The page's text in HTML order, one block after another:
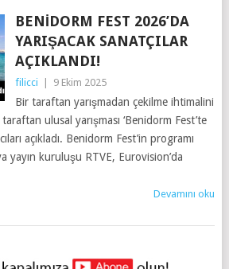
BENIDORM FEST 2026’DA
YARIŞACAK SANATÇILAR
AÇIKLANDI!
filicci 9 Ekim 2025
Bir taraftan yarışmadan çekilme ihtimalini
ulusal yarışması ‘Benidorm Fest’te
açıkladı. Benidorm Fest’in programı
yayın kuruluşu RTVE, Eurovision’da
Devamını oku